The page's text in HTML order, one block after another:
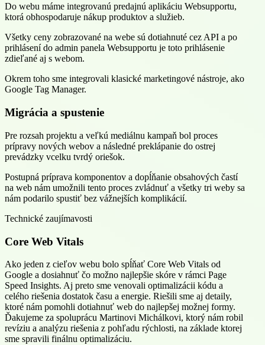
Do webu máme integrovanú predajnú aplikáciu Websupportu,
ktorá obhospodaruje nákup produktov a služieb.
Všetky ceny zobrazované na webe sú dotiahnuté cez API a po
prihlásení do admin panela Websupportu je toto prihlásenie
zdieľané aj s webom.
Okrem toho sme integrovali klasické marketingové nástroje, ako
Google Tag Manager.
Migrácia a spustenie
Pre rozsah projektu a veľkú mediálnu kampaň bol proces
prípravy nových webov a následné preklápanie do ostrej
prevádzky vcelku tvrdý oriešok.
Postupná príprava komponentov a dopĺňanie obsahových častí
na web nám umožnili tento proces zvládnuť a všetky tri weby sa
nám podarilo spustiť bez vážnejších komplikácií.
Technické zaujímavosti
Core Web Vitals
Ako jeden z cieľov webu bolo spĺňať Core Web Vitals od
Google a dosiahnuť čo možno najlepšie skóre v rámci Page
Speed Insights. Aj preto sme venovali optimalizácii kódu a
celého riešenia dostatok času a energie. Riešili sme aj detaily,
ktoré nám pomohli dotiahnuť web do najlepšej možnej formy.
Ďakujeme za spoluprácu Martinovi Michálkovi, ktorý nám robil
revíziu a analýzu riešenia z pohľadu rýchlosti, na základe ktorej
sme spravili finálnu optimalizáciu.